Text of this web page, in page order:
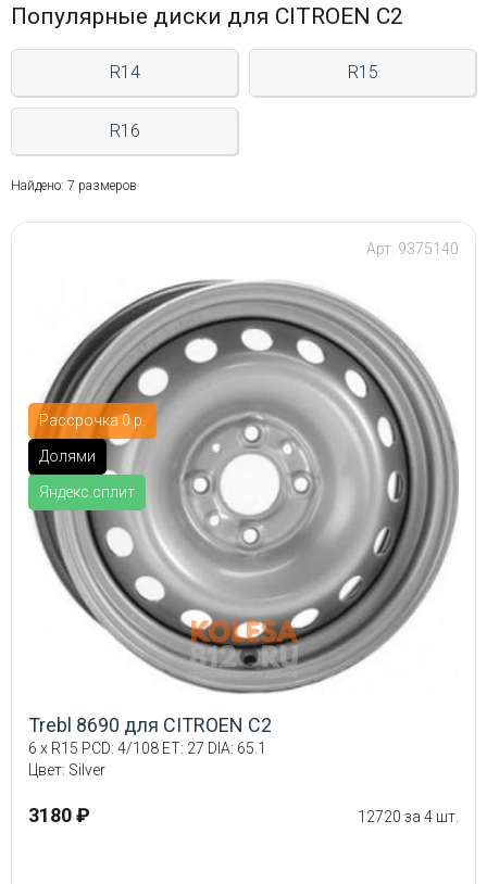
C
до
Сб-
Вс:
9:00
21:00
Популярные диски для CITROEN C2
R14 R15
R16
Найдено: 7 размеров
Рассрочка 0 р.
Долями
Яндекс.сплит
Арт: 9375140
Trebl 8690 для CITROEN C2
6 x R15 PCD: 4/108 ET: 27 DIA: 65.1
Цвет: Silver
3180 ₽ 12720 за 4 шт.